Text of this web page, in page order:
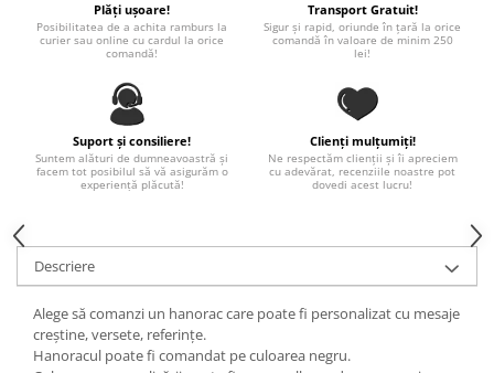
Domnisoara / Domnisor
Sporturi
Alte limbi
Maghiara
Spaniola
Germana
Italiana
Franceza
Slovaca
Plăți ușoare!
Posibilitatea de a achita ramburs la
curier sau online cu cardul la orice
comandă!
Transport Gratuit!
Sigur și rapid, oriunde în țară la orice
comandă în valoare de minim 250
lei!
Suport și consiliere!
Suntem alături de dumneavoastră și
facem tot posibilul să vă asigurăm o
experiență plăcută!
Clienți mulțumiți!
Ne respectăm clienții și îi apreciem
cu adevărat, recenziile noastre pot
dovedi acest lucru!
Descriere
Alege să comanzi un hanorac care poate fi personalizat cu mesaje
creștine, versete, referințe.
Hanoracul poate fi comandat pe culoarea negru.